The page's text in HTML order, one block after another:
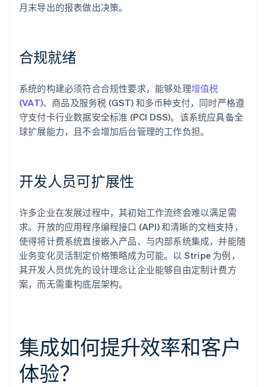
月末导出的报表做出决策。
合规就绪
系统的构建必须符合合规性要求，能够处理增值税
(VAT)、商品及服务税 (GST) 和多币种支付，同时严格遵
守支付卡行业数据安全标准 (PCI DSS)。该系统应具备全
球扩展能力，且不会增加后台管理的工作负担。
开发人员可扩展性
许多企业在发展过程中，其初始工作流终会难以满足需
求。开放的应用程序编程接口 (API) 和清晰的文档支持，
使得将计费系统直接嵌入产品、与内部系统集成，并能随
业务变化灵活制定价格策略成为可能。以 Stripe 为例，
其开发人员优先的设计理念让企业能够自由定制计费方
案，而无需重构底层架构。
集成如何提升效率和客户
体验？